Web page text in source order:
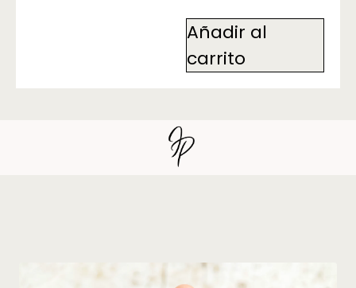
Añadir al
carrito